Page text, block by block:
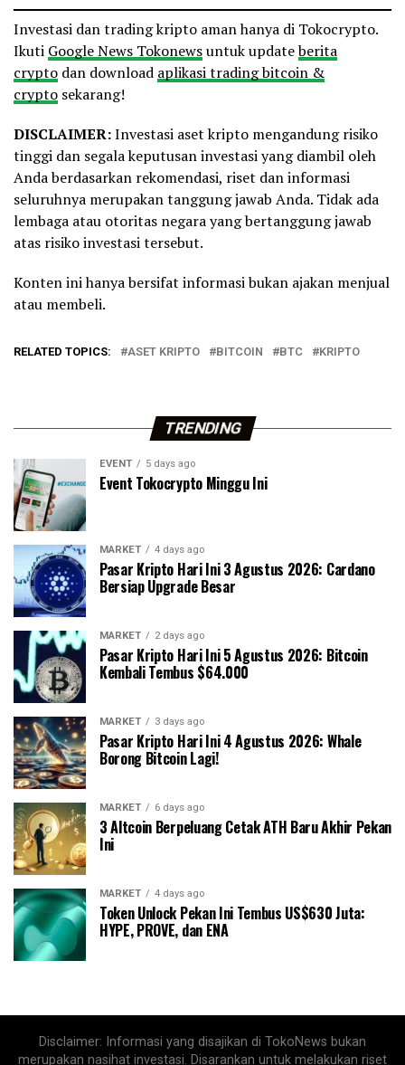
Investasi dan trading kripto aman hanya di Tokocrypto.
Ikuti Google News Tokonewsuntuk updateberita
crypto dan download aplikasi trading bitcoin &
crypto sekarang!
DISCLAIMER:Investasi aset kripto mengandung risiko
tinggi dan segala keputusan investasi yang diambil oleh
Anda berdasarkan rekomendasi, riset dan informasi
seluruhnya merupakan tanggung jawab Anda. Tidak ada
lembaga atau otoritas negara yang bertanggung jawab
atas risiko investasi tersebut.
Konten ini hanya bersifat informasi bukan ajakan menjual
atau membeli.
RELATED TOPICS: ASET KRIPTO BITCOIN BTC KRIPTO
TRENDING
EVENT 5 days ago
Event Tokocrypto Minggu Ini
MARKET 4 days ago
Pasar Kripto Hari Ini 3 Agustus 2026: Cardano
Bersiap Upgrade Besar
MARKET 2 days ago
Pasar Kripto Hari Ini 5 Agustus 2026: Bitcoin
Kembali Tembus $64.000
MARKET 3 days ago
Pasar Kripto Hari Ini 4 Agustus 2026: Whale
Borong Bitcoin Lagi!
MARKET 6 days ago
3 Altcoin Berpeluang Cetak ATH Baru Akhir Pekan
Ini
MARKET 4 days ago
Token Unlock Pekan Ini Tembus US$630 Juta:
HYPE, PROVE, dan ENA
Disclaimer: Informasi yang disajikan di TokoNews bukan
merupakan nasihat investasi. Disarankan untuk melakukan riset